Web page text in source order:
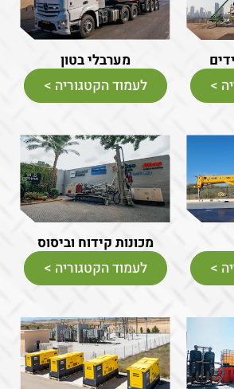
>
מערבלי בטון
לעמוד הקטגוריה >
>
מכונות קידוח וביסוס
לעמוד הקטגוריה >